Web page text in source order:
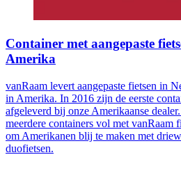
Container met aangepaste
Amerika
vanRaam levert aangepaste fietsen in
in Amerika. In 2016 zijn de eerste
afgeleverd bij onze Amerikaanse
meerdere containers vol met vanRaam
om Amerikanen blij te maken met
duofietsen.